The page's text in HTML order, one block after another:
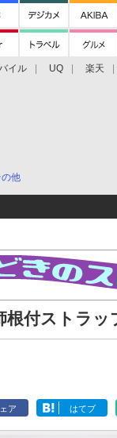
イル UQ 楽天
の他
根付ストラッ
ア はてブ